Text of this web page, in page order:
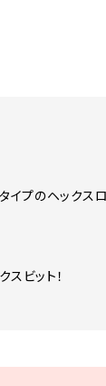
プのヘックスロ
スビット！